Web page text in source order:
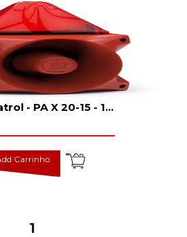
- PA X 20-15 - 1...
Carrinho
1